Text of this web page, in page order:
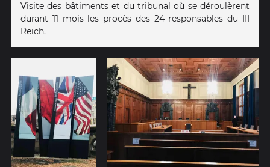
Visite des bâtiments et du tribunal où se déroulèrent
durant 11 mois les procès des 24 responsables du III
Reich.